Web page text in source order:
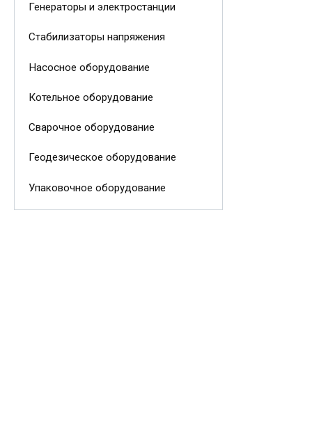
Генераторы и электростанции
Стабилизаторы напряжения
Насосное оборудование
Котельное оборудование
Сварочное оборудование
Геодезическое оборудование
Упаковочное оборудование